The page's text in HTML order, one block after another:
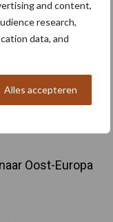
and content,
research,
data, and
Alles accepteren
in
Oost-Europa